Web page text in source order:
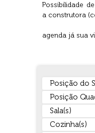
Possibilidade
a construtora
agenda já sua
Posição do
Posição
Sala(s)
Cozinha(s)